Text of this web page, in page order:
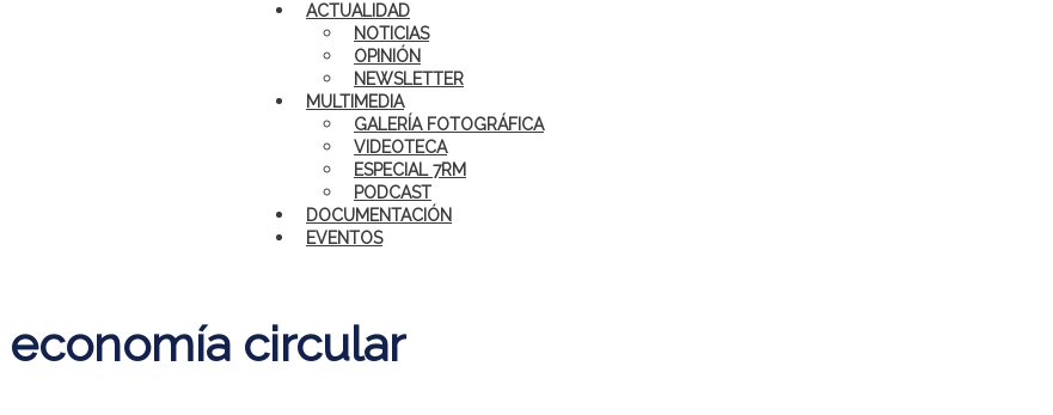
ACTUALIDAD
NOTICIAS
OPINIÓN
NEWSLETTER
MULTIMEDIA
GALERÍA FOTOGRÁFICA
VIDEOTECA
ESPECIAL 7RM
PODCAST
DOCUMENTACIÓN
EVENTOS
economía circular